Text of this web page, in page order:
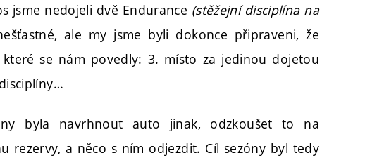
jsme nedojeli dvě Endurance (stěžejní disciplína na
ale my jsme byli dokonce připraveni, že
se nám povedly: 3. místo za jedinou dojetou
byla navrhnout auto jinak, odzkoušet to na
rezervy, a něco s ním odjezdit. Cíl sezóny byl tedy